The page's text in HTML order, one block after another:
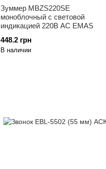
Зуммер MBZS220SE
моноблочный c световой
индикацией 220В AC EMAS
448.2 грн
В наличии